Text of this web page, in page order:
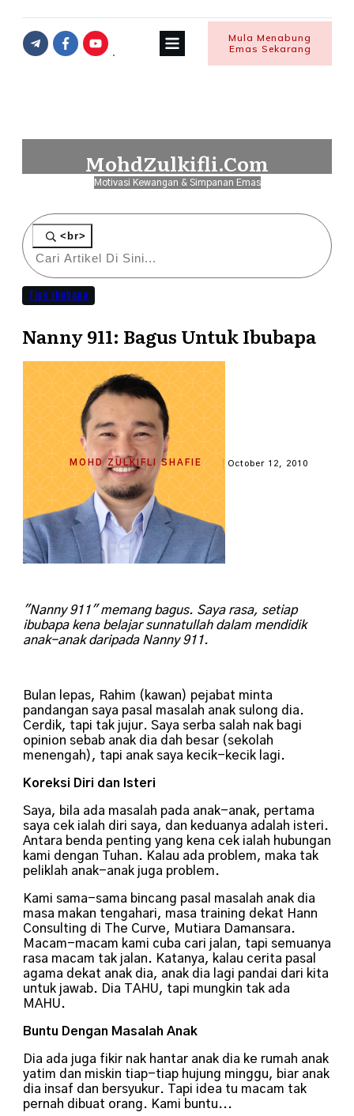
Mula Menabung
Emas Sekarang
MohdZulkifli.Com
Motivasi Kewangan & Simpanan Emas
<br>
Tips Ibubapa
Nanny 911: Bagus Untuk Ibubapa
MOHD ZULKIFLI SHAFIE October 12, 2010
"Nanny 911" memang bagus. Saya rasa, setiap
ibubapa kena belajar sunnatullah dalam mendidik
anak-anak daripada Nanny 911.
Bulan lepas, Rahim (kawan) pejabat minta
pandangan saya pasal masalah anak sulong dia.
Cerdik, tapi tak jujur. Saya serba salah nak bagi
opinion sebab anak dia dah besar (sekolah
menengah), tapi anak saya kecik-kecik lagi.
Koreksi Diri dan Isteri
Saya, bila ada masalah pada anak-anak, pertama
saya cek ialah diri saya, dan keduanya adalah isteri.
Antara benda penting yang kena cek ialah hubungan
kami dengan Tuhan. Kalau ada problem, maka tak
peliklah anak-anak juga problem.
Kami sama-sama bincang pasal masalah anak dia
masa makan tengahari, masa training dekat Hann
Consulting di The Curve, Mutiara Damansara.
Macam-macam kami cuba cari jalan, tapi semuanya
rasa macam tak jalan. Katanya, kalau cerita pasal
agama dekat anak dia, anak dia lagi pandai dari kita
untuk jawab. Dia TAHU, tapi mungkin tak ada
MAHU.
Buntu Dengan Masalah Anak
Dia ada juga fikir nak hantar anak dia ke rumah anak
yatim dan miskin tiap-tiap hujung minggu, biar anak
dia insaf dan bersyukur. Tapi idea tu macam tak
pernah dibuat orang. Kami buntu...